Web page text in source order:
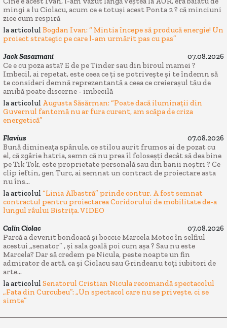
mingi a lu Ciolacu, acum ce e totuși acest Ponta 2 ? că minciuni
zice cum respiră
la articolul Bogdan Ivan: “ Mintia începe să producă energie! Un
proiect strategic pe care l-am urmărit pas cu pas”
Jack Sasarmani
07.08.2026
Ce e cu poza asta? E de pe Tinder sau din biroul mamei ?
Imbecil, ai repetat, este ceea ce ți se potrivește și te îndemn să
te consideri demnă reprezentantă a ceea ce creierașul tău de
amibă poate discerne - imbecilă
la articolul Augusta Săsărman: “Poate dacă iluminații din
Guvernul fantomă nu ar fura curent, am scăpa de criza
energetică”
Flavius
07.08.2026
Bună dimineața spânule, ce stilou aurit frumos ai de pozat cu
el, că zgârie hatria, semn că nu prea îl foloseșți decât să dea bine
pe Tik Tok, este proprietate personală sau din banii noștri ? Ce
clip ieftin, gen Turc, ai semnat un contract de proiectare asta
nu îns...
la articolul “Linia Albastră” prinde contur. A fost semnat
contractul pentru proiectarea Coridorului de mobilitate de-a
lungul râului Bistrița. VIDEO
Calin Ciolac
07.08.2026
Parcă a devenit bondoacă și boccie Marcela Motoc în selfiul
acestui „senator” , și sala goală poi cum așa ? Sau nu este
Marcela? Dar să credem pe Nicula, peste noapte un fin
admirator de artă, ca și Ciolacu sau Grindeanu toți iubitori de
arte...
la articolul Senatorul Cristian Nicula recomandă spectacolul
„Fata din Curcubeu”: „Un spectacol care nu se privește, ci se
simte”